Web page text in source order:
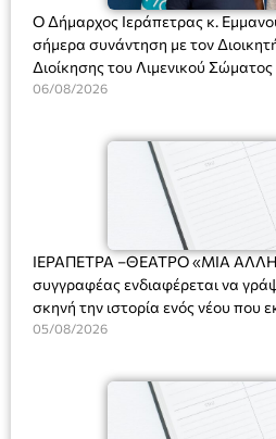
Ο Δήμαρχος Ιεράπετρας κ.
σήμερα συνάντηση με τον
Διοίκησης του Λιμενικού Σώματος
Ακτοφυλακής (Λ.Σ.-ΕΛ.ΑΚΤ.),
06/08/2026
ΙΕΡΑΠΕΤΡΑ –ΘΕΑΤΡΟ «ΜΙΑ ΑΛΛΗ
συγγραφέας ενδιαφέρεται να
σκηνή την ιστορία ενός νέου που
κάθειρξης για πατροκτονία. Ένα
ασθένεια, τον ερωτισμό. Ένα έργο
όσο και διασκεδαστικό. Ο
Βαγγέλης Θεοδωρόπουλος
05/08/2026